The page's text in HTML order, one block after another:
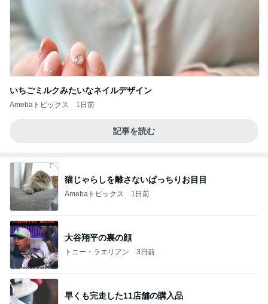
いちごミルクみたいなネイルデザイン
Amebaトピックス 1日前
記事を読む
猫じゃらしを離さないぱっちりお目目
Amebaトピックス 1日前
大谷翔平の裏の顔
トニー・ラエリアン 3日前
早くも完走した11店舗の購入品